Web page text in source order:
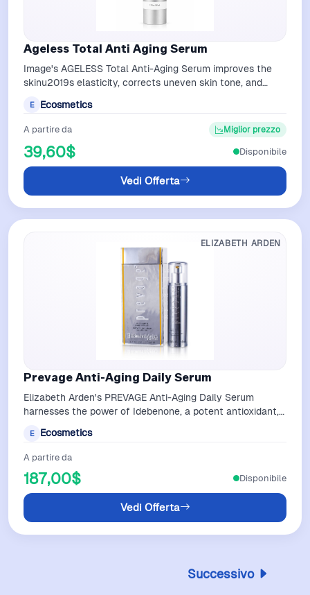
Ageless Total Anti Aging Serum
Image's AGELESS Total Anti-Aging Serum improves the
skinu2019s elasticity, corrects uneven skin tone, and
E Ecosmetics
A partire da
39,60$
Miglior prezzo
Vedi Offerta
Disponibile
ELIZABETH ARDEN
Prevage Anti-Aging Daily Serum
Elizabeth Arden's PREVAGE Anti-Aging Daily Serum
harnesses the power of Idebenone, a potent antioxidant,
E Ecosmetics
A partire da
187,00$
Vedi Offerta
Disponibile
Successivo